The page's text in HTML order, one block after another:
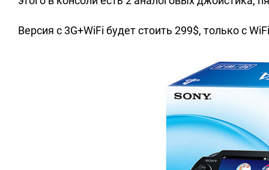
Версия с 3G+WiFi будет стоить 299$, только с